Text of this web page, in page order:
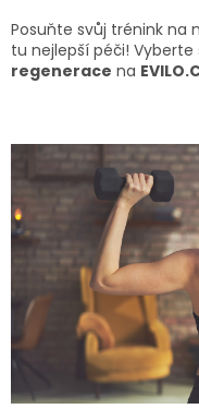
Posuňte svůj trénink na
tu nejlepší péči!
regenerace na